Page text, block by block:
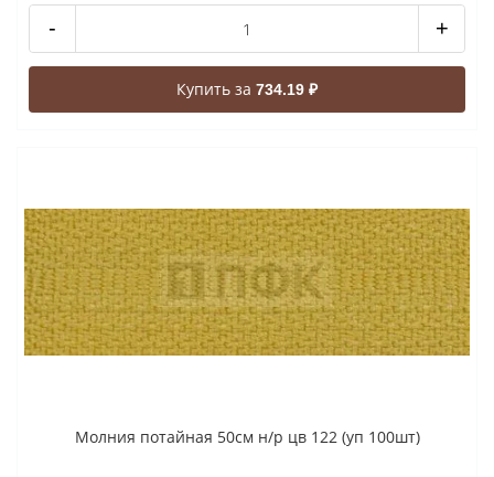
- +
Купить за 734.19 ₽
Молния потайная 50см н/р цв 122 (уп 100шт)